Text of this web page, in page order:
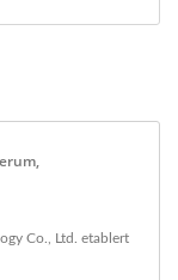
Co., Ltd. etablert